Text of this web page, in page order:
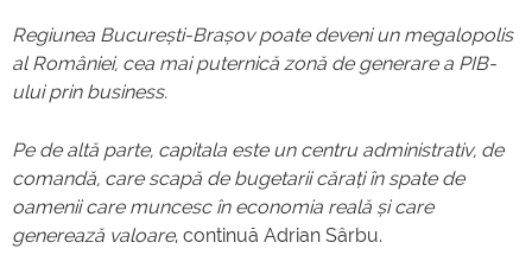
Regiunea București-Brașov poate deveni un megalopolis
al României, cea mai puternică zonă de generare a PIB-
ului prin business.
Pe de altă parte, capitala este un centru administrativ, de
comandă, care scapă de bugetarii cărați în spate de
oamenii care muncesc în economia reală și care
generează valoare, continuă Adrian Sârbu.